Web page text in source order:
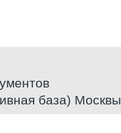
база) Москвы